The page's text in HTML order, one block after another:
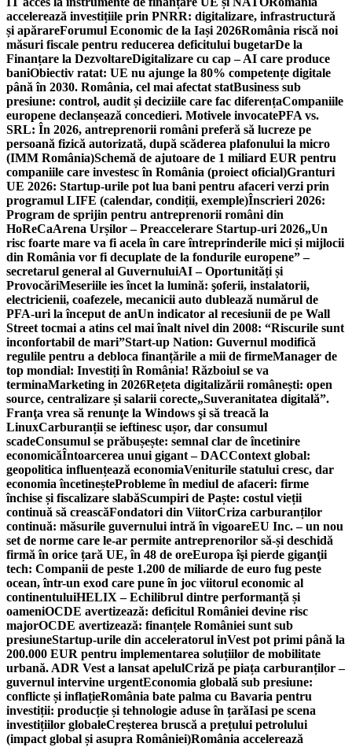
accelerează investițiile prin PNRR: digitalizare, infrastructură
și apărareForumul Economic de la Iași 2026România riscă noi
măsuri fiscale pentru reducerea deficitului bugetarDe la
Finanțare la DezvoltareDigitalizare cu cap – AI care produce
baniObiectiv ratat: UE nu ajunge la 80% competențe digitale
până în 2030. România, cel mai afectat statBusiness sub
presiune: control, audit și deciziile care fac diferențaCompaniile
europene declanșează concedieri. Motivele invocatePFA vs.
SRL: În 2026, antreprenorii români preferă să lucreze pe
persoană fizică autorizată, după scăderea plafonului la micro
(IMM România)Schemă de ajutoare de 1 miliard EUR pentru
companiile care investesc în România (proiect oficial)Granturi
UE 2026: Startup-urile pot lua bani pentru afaceri verzi prin
programul LIFE (calendar, condiții, exemple)Înscrieri 2026:
Program de sprijin pentru antreprenorii români din
HoReCaArena Urșilor – Preaccelerare Startup-uri 2026„Un
risc foarte mare va fi acela în care întreprinderile mici și mijlocii
din România vor fi decuplate de la fondurile europene” –
secretarul general al GuvernuluiAI – Oportunități și
ProvocăriMeseriile ies încet la lumină: şoferii, instalatorii,
electricienii, coafezele, mecanicii auto dublează numărul de
PFA-uri la început de anUn indicator al recesiunii de pe Wall
Street tocmai a atins cel mai înalt nivel din 2008: “Riscurile sunt
inconfortabil de mari”Start-up Nation: Guvernul modifică
regulile pentru a debloca finanțările a mii de firmeManager de
top mondial: Investiți în România! Războiul se va
terminaMarketing in 2026Rețeta digitalizării românești: open
source, centralizare și salarii corecte„Suveranitatea digitală”.
Franţa vrea să renunţe la Windows şi să treacă la
LinuxCarburanții se ieftinesc ușor, dar consumul
scadeConsumul se prăbușește: semnal clar de încetinire
economicăÎntoarcerea unui gigant – DACContext global:
geopolitica influențează economiaVeniturile statului cresc, dar
economia încetineșteProbleme în mediul de afaceri: firme
închise și fiscalizare slabăScumpiri de Paște: costul vieții
continuă să creascăFondatori din ViitorCriza carburanților
continuă: măsurile guvernului intră în vigoareEU Inc. – un nou
set de norme care le-ar permite antreprenorilor să-și deschidă
firmă în orice țară UE, în 48 de oreEuropa îşi pierde giganţii
tech: Companii de peste 1.200 de miliarde de euro fug peste
ocean, într-un exod care pune în joc viitorul economic al
continentuluiHELIX – Echilibrul dintre performanță și
oameniOCDE avertizează: deficitul României devine risc
majorOCDE avertizează: finanțele României sunt sub
presiuneStartup-urile din acceleratorul inVest pot primi până la
200.000 EUR pentru implementarea soluțiilor de mobilitate
urbană. ADR Vest a lansat apelulCriză pe piața carburanților –
guvernul intervine urgentEconomia globală sub presiune:
conflicte și inflațieRomânia bate palma cu Bavaria pentru
investiții: producție și tehnologie aduse în țarăIasi pe scena
investițiilor globaleCreșterea bruscă a prețului petrolului
(impact global și asupra României)România accelerează